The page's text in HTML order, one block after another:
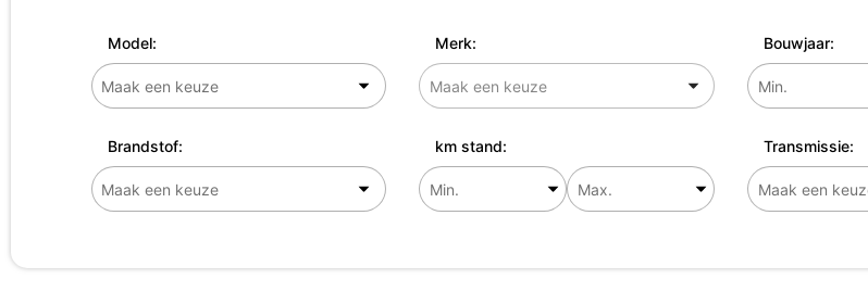
Model: Merk: Bouwjaar:
Brandstof: km stand: Transmissie: